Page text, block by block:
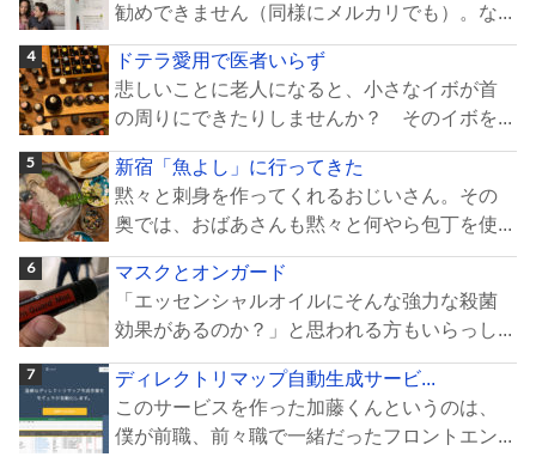
勧めできません（同様にメルカリでも）。な...
ドテラ愛用で医者いらず
悲しいことに老人になると、小さなイボが首
の周りにできたりしませんか？ そのイボを...
新宿「魚よし」に行ってきた
黙々と刺身を作ってくれるおじいさん。その
奥では、おばあさんも黙々と何やら包丁を使...
マスクとオンガード
「エッセンシャルオイルにそんな強力な殺菌
効果があるのか？」と思われる方もいらっし...
ディレクトリマップ自動生成サービ...
このサービスを作った加藤くんというのは、
僕が前職、前々職で一緒だったフロントエン...